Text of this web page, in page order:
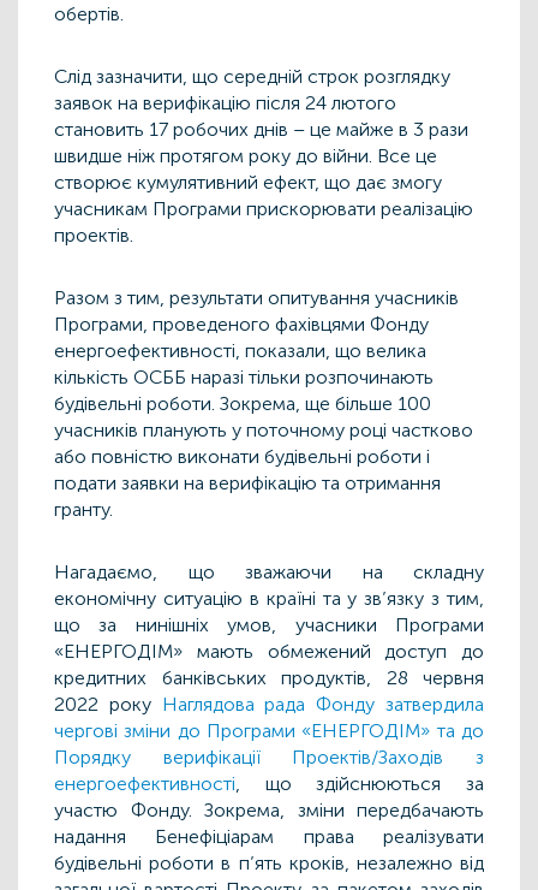
обертів.
Слід зазначити, що середній строк розглядку
заявок на верифікацію після 24 лютого
становить 17 робочих днів – це майже в 3 рази
швидше ніж протягом року до війни. Все це
створює кумулятивний ефект, що дає змогу
учасникам Програми прискорювати реалізацію
проектів.
Разом з тим, результати опитування учасників
Програми, проведеного фахівцями Фонду
енергоефективності, показали, що велика
кількість ОСББ наразі тільки розпочинають
будівельні роботи. Зокрема, ще більше 100
учасників планують у поточному році частково
або повністю виконати будівельні роботи і
подати заявки на верифікацію та отримання
гранту.
Нагадаємо, що зважаючи на складну
економічну ситуацію в країні та у зв’язку з тим,
що за нинішніх умов, учасники Програми
«ЕНЕРГОДІМ» мають обмежений доступ до
кредитних банківських продуктів, 28 червня
2022 року Наглядова рада Фонду затвердила
чергові зміни до Програми «ЕНЕРГОДІМ» та до
Порядку верифікації Проектів/Заходів з
енергоефективності, що здійснюються за
участю Фонду. Зокрема, зміни передбачають
надання Бенефіціарам права реалізувати
будівельні роботи в п’ять кроків, незалежно від